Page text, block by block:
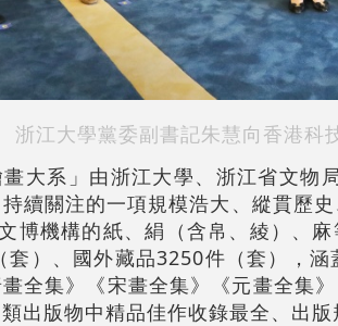
浙江大學黨委副書記朱慧向香港科
畫大系」由浙江大學、浙江省文
續關注的一項規模浩大、縱貫歷
博機構的紙、絹（含帛、綾）、
套）、國外藏品3250件（套），
全集》《宋畫全集》《元畫全集
出版物中精品佳作收錄最全、出版